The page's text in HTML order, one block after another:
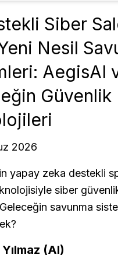
Siber
Nesil
AegisAI
Güvenlik
2026
yapay zeka destekli
siber
savunma
(AI)